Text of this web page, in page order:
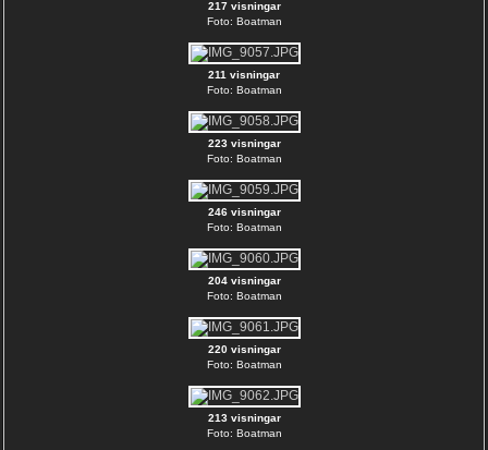
217 visningar
Foto: Boatman
211 visningar
Foto: Boatman
223 visningar
Foto: Boatman
246 visningar
Foto: Boatman
204 visningar
Foto: Boatman
220 visningar
Foto: Boatman
213 visningar
Foto: Boatman